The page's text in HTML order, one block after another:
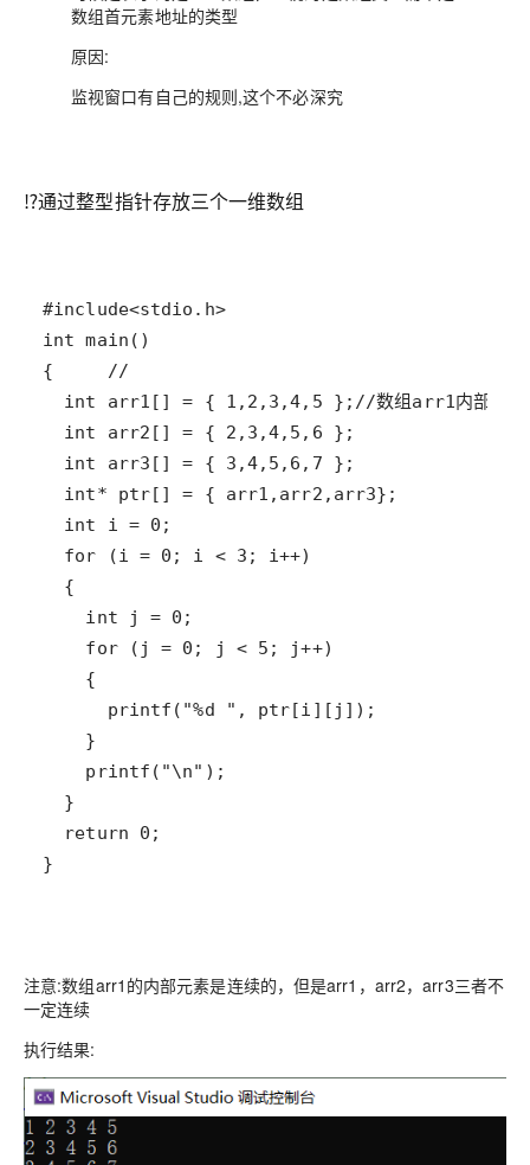
数组首元素地址的类型
原因:
监视窗口有自己的规则,这个不必深究
⁉️通过整型指针存放三个一维数组
#include<stdio.h>
}
注意:数组arr1的内部元素是连续的，但是arr1，arr2，arr3三者不
一定连续
执行结果: